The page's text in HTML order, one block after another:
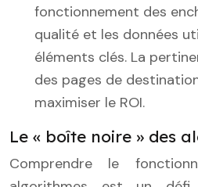
fonctionnement des
qualité et les données
éléments clés. La
des pages de
maximiser le ROI.
Le « boîte noire » des
Comprendre le